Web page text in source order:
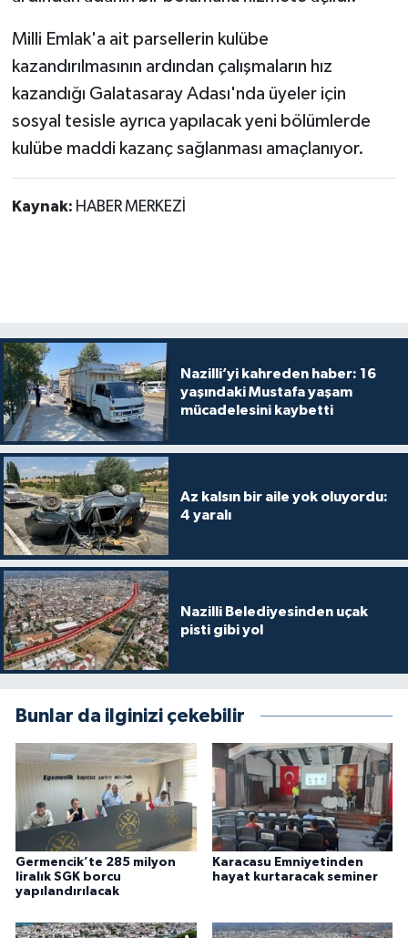
Milli Emlak'a ait parsellerin kulübe
kazandırılmasının ardından çalışmaların hız
kazandığı Galatasaray Adası'nda üyeler için
sosyal tesisle ayrıca yapılacak yeni bölümlerde
kulübe maddi kazanç sağlanması amaçlanıyor.
Kaynak: HABER MERKEZİ
Nazilli’yi kahreden haber: 16
yaşındaki Mustafa yaşam
mücadelesini kaybetti
Az kalsın bir aile yok oluyordu:
4 yaralı
Nazilli Belediyesinden uçak
pisti gibi yol
Bunlar da ilginizi çekebilir
Germencik’te 285 milyon
liralık SGK borcu
yapılandırılacak
Karacasu Emniyetinden
hayat kurtaracak seminer